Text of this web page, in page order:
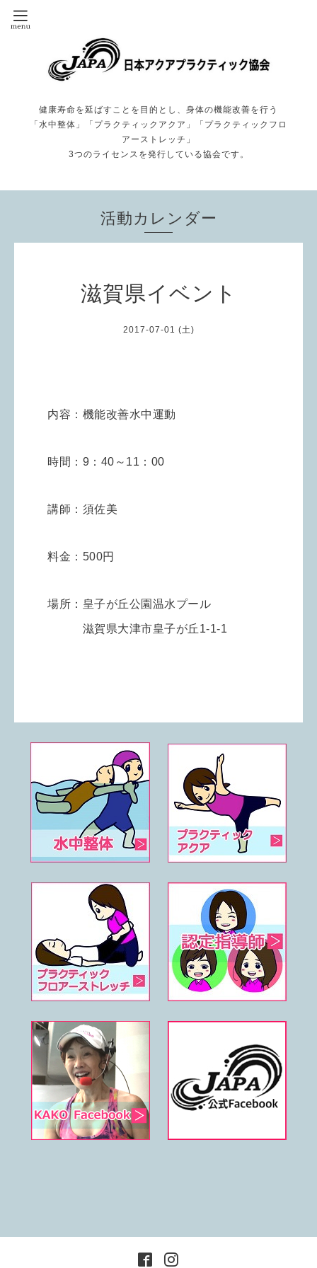
健康寿命を延ばすことを目的とし、身体の機能改善を行う
「水中整体」「プラクティックアクア」「プラクティックフロ
アーストレッチ」
3つのライセンスを発行している協会です。
活動カレンダー
滋賀県イベント
2017-07-01 (土)
内容： 機能改善水中運動
時間： 9：40～11：00
講師：須佐美
料金：500円
場所： 皇子が丘公園温水プール
滋賀県大津市皇子が丘1-1-1